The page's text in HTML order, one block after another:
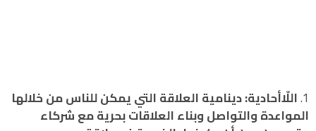
اللّاأحادية: دينامية العلاقة التي يمكن للناس من خلالها
المواعدة والتواصل وبناء العلاقات بحرية مع شركاء